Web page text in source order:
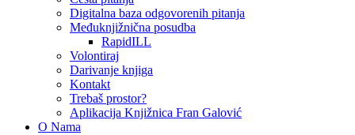
Digitalna baza odgovorenih pitanja
Međuknjižnična posudba
RapidILL
Volontiraj
Darivanje knjiga
Kontakt
Trebaš prostor?
Aplikacija Knjižnica Fran Galović
O Nama